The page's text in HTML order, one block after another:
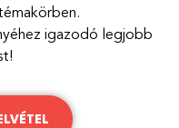
igazodó legjobb